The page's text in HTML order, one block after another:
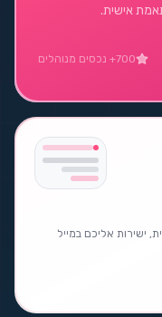
אישית.
700+ נכסים מנוהלים
ישירות אליכם במייל